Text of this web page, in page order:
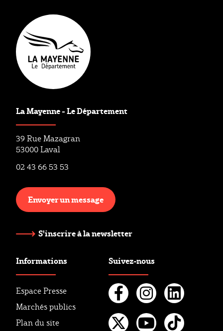
La Mayenne - Le Département
39 Rue Mazagran
53000 Laval
02 43 66 53 53
Envoyer un message
S'inscrire à la newsletter
Informations
Espace Presse
Marchés publics
Plan du site
Suivez-nous
Facebook